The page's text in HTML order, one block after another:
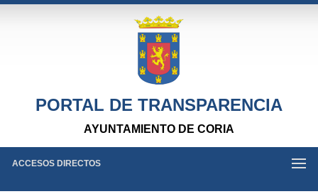
PORTAL DE TRANSPARENCIA
AYUNTAMIENTO DE CORIA
ACCESOS DIRECTOS